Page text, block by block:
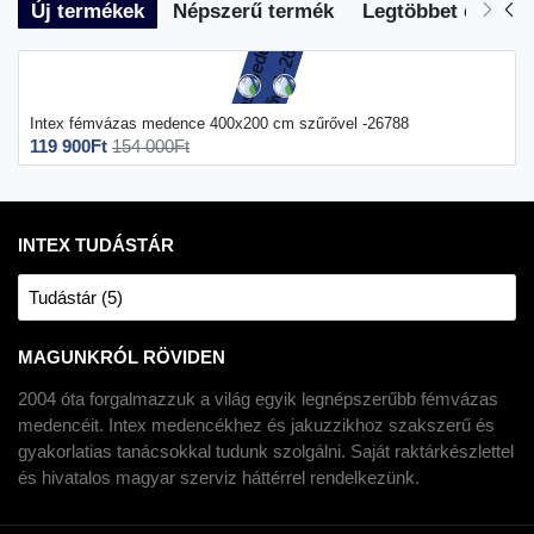
Új termékek Népszerű termék Legtöbbet eladott
Intex fémvázas medence 400x200 cm szűrővel -26788
119 900Ft 154 000Ft
INTEX TUDÁSTÁR
Tudástár (5)
MAGUNKRÓL RÖVIDEN
2004 óta forgalmazzuk a világ egyik legnépszerűbb fémvázas
medencéit. Intex medencékhez és jakuzzikhoz szakszerű és
gyakorlatias tanácsokkal tudunk szolgálni. Saját raktárkészlettel
és hivatalos magyar szerviz háttérrel rendelkezünk.